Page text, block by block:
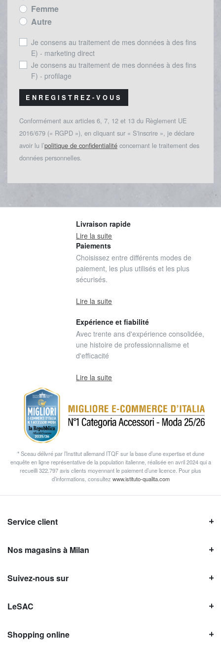
Femme
Autre
Je consens au traitement de mes données à des fins
E) - marketing direct
Je consens au traitement de mes données à des fins
F) - profilage
ENREGISTREZ-VOUS
Conformément aux articles 6, 7, 12 et 13 du Règlement UE
2016/679 (« RGPD »), en cliquant sur « S'inscrire », je déclare
avoir lu l’politique de confidentialité concernant le traitement des
données personnelles.
Livraison rapide
Lire la suite
Paiements
Choisissez entre différents modes de
paiement, les plus utilisés et les plus
sécurisés.
Lire la suite
Expérience et fiabilité
Avec trente ans d'expérience consolidée,
une histoire de professionnalisme et
d'efficacité
Lire la suite
* Sceau délivré par l’Institut allemand ITQF sur la base d’une expertise et dune
enquête en ligne représentative de la population italienne, réalisée en avril 2024 qui a
recueilli 322.797 avis clients moyennant le paiement d’une licence. Pour plus
d’informations, consultez www.istituto-qualita.com
Service client
Nos magasins à Milan
Suivez-nous sur
LeSAC
Shopping online